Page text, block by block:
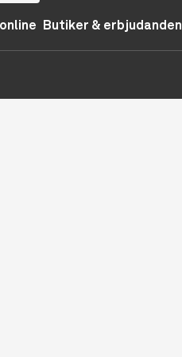
Butiker & erbjudanden